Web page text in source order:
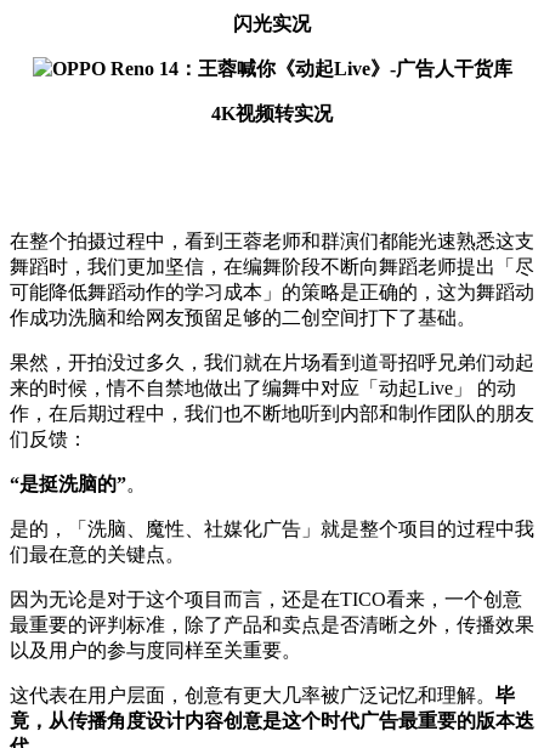
闪光实况
4K视频转实况
在整个拍摄过程中，看到王蓉老师和群演们都能光速熟悉这支
舞蹈时，我们更加坚信，在编舞阶段不断向舞蹈老师提出「尽
可能降低舞蹈动作的学习成本」的策略是正确的，这为舞蹈动
作成功洗脑和给网友预留足够的二创空间打下了基础。
果然，开拍没过多久，我们就在片场看到道哥招呼兄弟们动起
来的时候，情不自禁地做出了编舞中对应「动起Live」 的动
作，在后期过程中，我们也不断地听到内部和制作团队的朋友
们反馈：
“是挺洗脑的”。
是的，「洗脑、魔性、社媒化广告」就是整个项目的过程中我
们最在意的关键点。
因为无论是对于这个项目而言，还是在TICO看来，一个创意
最重要的评判标准，除了产品和卖点是否清晰之外，传播效果
以及用户的参与度同样至关重要。
这代表在用户层面，创意有更大几率被广泛记忆和理解。 毕
竟，从传播角度设计内容创意是这个时代广告最重要的版本迭